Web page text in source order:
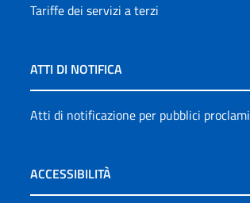
Tariffe dei servizi a terzi
ATTI DI NOTIFICA
Atti di notificazione per pubblici proclami
ACCESSIBILITÀ